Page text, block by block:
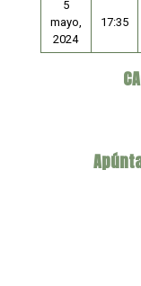
5
mayo,
2024
17:35